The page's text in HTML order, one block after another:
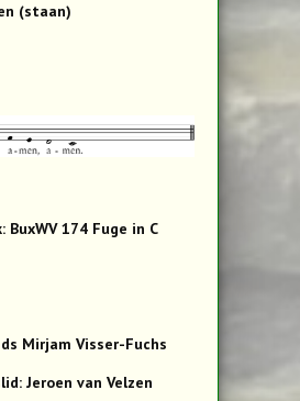
(staan)
BuxWV 174 Fuge in C
Mirjam Visser-Fuchs
Jeroen van Velzen